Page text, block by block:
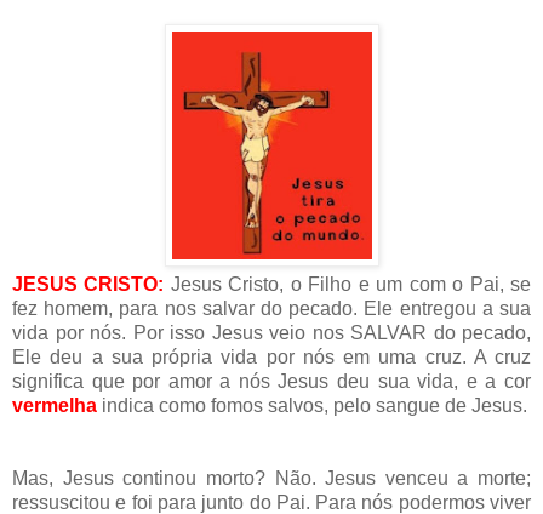
JESUS CRISTO: Jesus Cristo, o Filho e um com o Pai, se
fez homem, para nos salvar do pecado. Ele entregou a sua
vida por nós. Por isso Jesus veio nos SALVAR do pecado,
Ele deu a sua própria vida por nós em uma cruz. A cruz
significa que por amor a nós Jesus deu sua vida, e a cor
vermelha indica como fomos salvos, pelo sangue de Jesus.
Mas, Jesus continou morto? Não. Jesus venceu a morte;
ressuscitou e foi para junto do Pai. Para nós podermos viver